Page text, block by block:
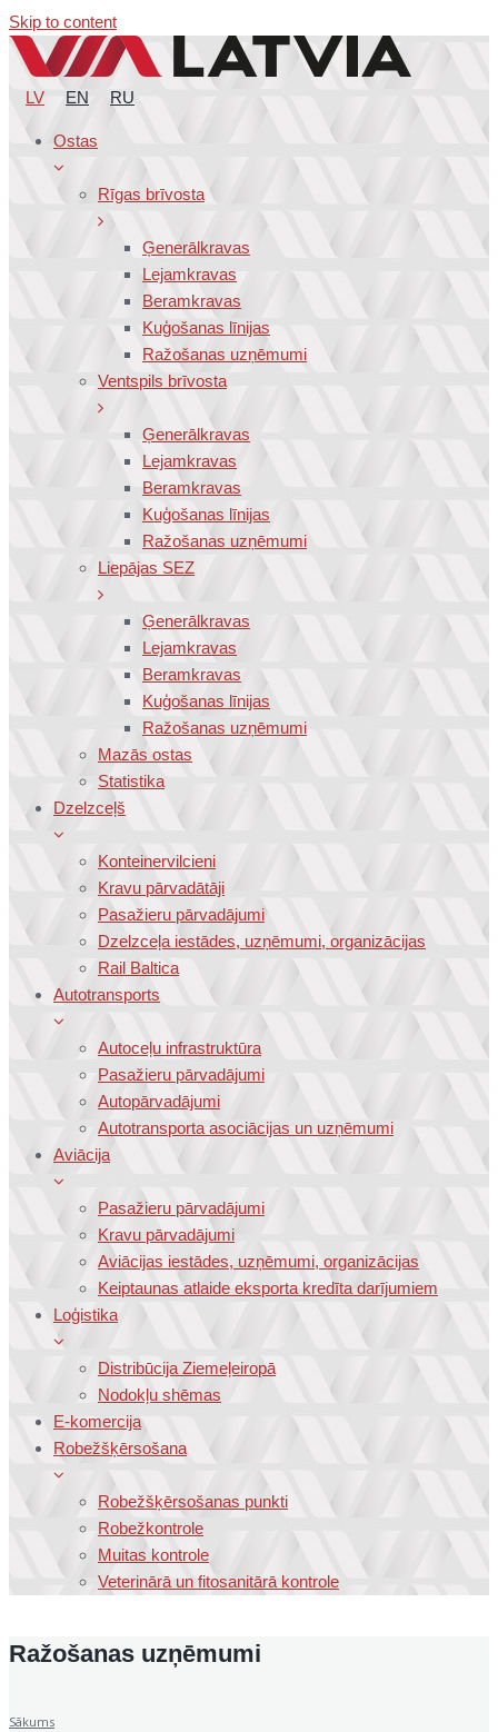
Skip to content
LV EN RU
Ostas
Rīgas brīvosta
Ģenerālkravas
Lejamkravas
Beramkravas
Kuģošanas līnijas
Ražošanas uzņēmumi
Ventspils brīvosta
Ģenerālkravas
Lejamkravas
Beramkravas
Kuģošanas līnijas
Ražošanas uzņēmumi
Liepājas SEZ
Ģenerālkravas
Lejamkravas
Beramkravas
Kuģošanas līnijas
Ražošanas uzņēmumi
Mazās ostas
Statistika
Dzelzceļš
Konteinervilcieni
Kravu pārvadātāji
Pasažieru pārvadājumi
Dzelzceļa iestādes, uzņēmumi, organizācijas
Rail Baltica
Autotransports
Autoceļu infrastruktūra
Pasažieru pārvadājumi
Autopārvadājumi
Autotransporta asociācijas un uzņēmumi
Aviācija
Pasažieru pārvadājumi
Kravu pārvadājumi
Aviācijas iestādes, uzņēmumi, organizācijas
Keiptaunas atlaide eksporta kredīta darījumiem
Loģistika
Distribūcija Ziemeļeiropā
Nodokļu shēmas
E-komercija
Robežšķērsošana
Robežšķērsošanas punkti
Robežkontrole
Muitas kontrole
Veterinārā un fitosanitārā kontrole
Ražošanas uzņēmumi
Sākums